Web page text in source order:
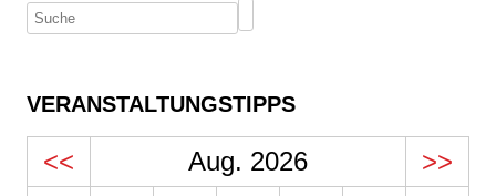
VERANSTALTUNGSTIPPS
<< Aug. 2026 >>